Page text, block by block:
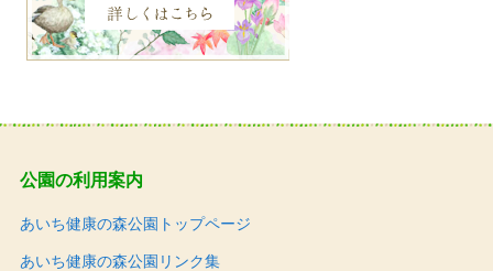
公園の利用案内
あいち健康の森公園トップページ
あいち健康の森公園リンク集